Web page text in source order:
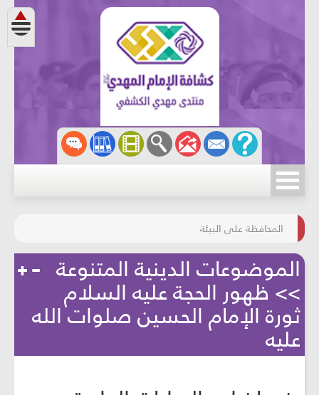
مسابقة الركب الحسينيّ
المحافظة على البيئة
الموضوعات الدينية المتنوعة
>> ظهور الحجة عليه السلام
ثورة الإمام الحسين صلوات الله
عليه